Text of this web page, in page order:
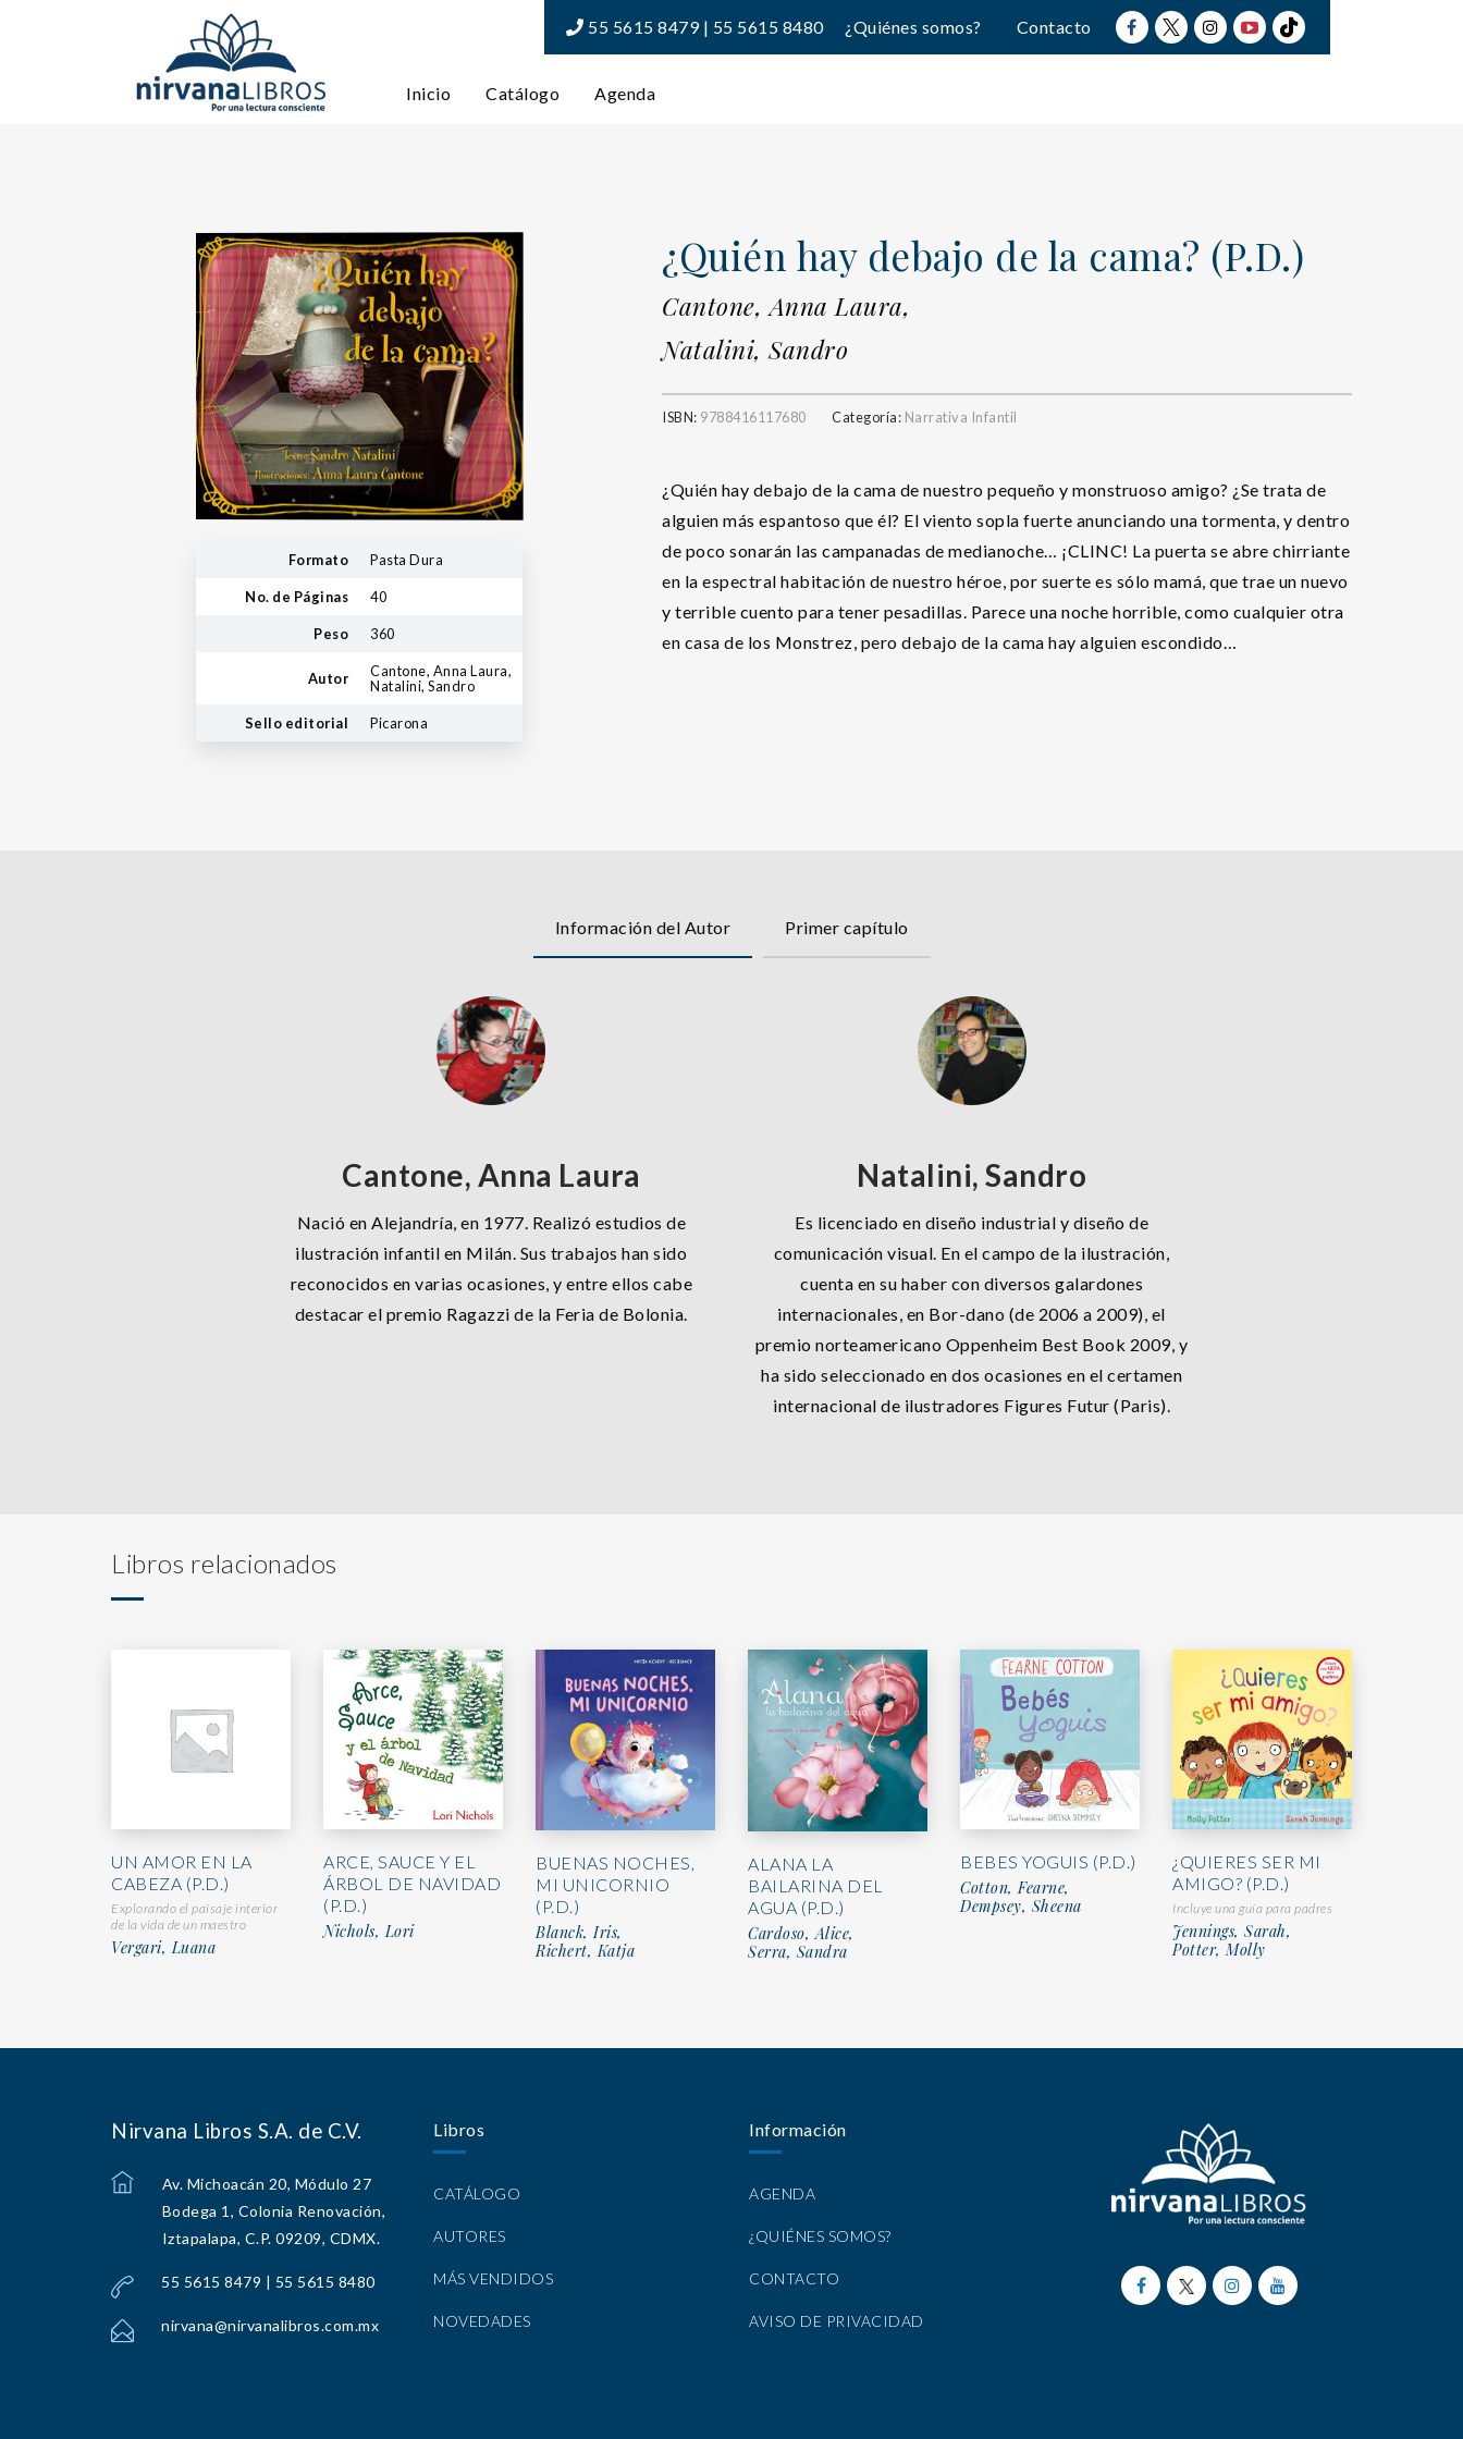
55 5615 8479 | 55 5615 8480 ¿Quiénes somos? Contacto
Inicio Catálogo Agenda
Formato Pasta Dura
No. de Páginas 40
Peso 360
Autor
Cantone, Anna Laura,
Natalini, Sandro
Sello editorial Picarona
¿Quién hay debajo de la cama? (P.D.)
Cantone, Anna Laura,
Natalini, Sandro
ISBN: 9788416117680 Categoría: Narrativa Infantil
¿Quién hay debajo de la cama de nuestro pequeño y monstruoso amigo? ¿Se trata de
alguien más espantoso que él? El viento sopla fuerte anunciando una tormenta, y dentro
de poco sonarán las campanadas de medianoche… ¡CLINC! La puerta se abre chirriante
en la espectral habitación de nuestro héroe, por suerte es sólo mamá, que trae un nuevo
y terrible cuento para tener pesadillas. Parece una noche horrible, como cualquier otra
en casa de los Monstrez, pero debajo de la cama hay alguien escondido…
Información del Autor Primer capítulo
Cantone, Anna Laura
Nació en Alejandría, en 1977. Realizó estudios de
ilustración infantil en Milán. Sus trabajos han sido
reconocidos en varias ocasiones, y entre ellos cabe
destacar el premio Ragazzi de la Feria de Bolonia.
Natalini, Sandro
Es licenciado en diseño industrial y diseño de
comunicación visual. En el campo de la ilustración,
cuenta en su haber con diversos galardones
internacionales, en Bor-dano (de 2006 a 2009), el
premio norteamericano Oppenheim Best Book 2009, y
ha sido seleccionado en dos ocasiones en el certamen
internacional de ilustradores Figures Futur (Paris).
Libros relacionados
UN AMOR EN LA
CABEZA (P.D.)
Explorando el paisaje interior
de la vida de un maestro
Vergari, Luana
ARCE, SAUCE Y EL
ÁRBOL DE NAVIDAD
(P.D.)
Nichols, Lori
BUENAS NOCHES,
MI UNICORNIO
(P.D.)
Blanck, Iris,
Richert, Katja
ALANA LA
BAILARINA DEL
AGUA (P.D.)
Cardoso, Alice,
Serra, Sandra
BEBES YOGUIS (P.D.)
Cotton, Fearne,
Dempsey, Sheena
¿QUIERES SER MI
AMIGO? (P.D.)
Incluye una guía para padres
Jennings, Sarah,
Potter, Molly
Nirvana Libros S.A. de C.V.
Av. Michoacán 20, Módulo 27
Bodega 1, Colonia Renovación,
Iztapalapa, C.P. 09209, CDMX.
55 5615 8479 | 55 5615 8480
nirvana@nirvanalibros.com.mx
Libros
CATÁLOGO
AUTORES
MÁS VENDIDOS
NOVEDADES
Información
AGENDA
¿QUIÉNES SOMOS?
CONTACTO
AVISO DE PRIVACIDAD